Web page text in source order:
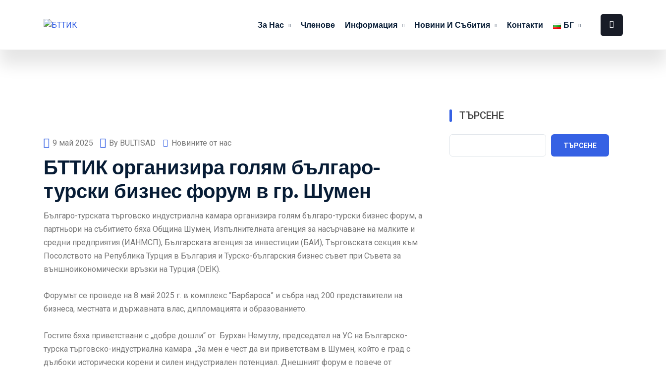
За Нас Членове Информация Новини И Събития Контакти БГ
9 май 2025 By BULTISAD Новините от нас
БТТИК организира голям българо-
турски бизнес форум в гр. Шумен
Българо-турската търговско индустриална камара организира голям българо-турски бизнес форум, а
партньори на събитието бяха Община Шумен, Изпълнителната агенция за насърчаване на малките и
средни предприятия (ИАНМСП), Българската агенция за инвестиции (БАИ), Търговската секция към
Посолството на Република Турция в България и Турско-българския бизнес съвет при Съвета за
външноикономически връзки на Турция (DEİK).
Форумът се проведе на 8 май 2025 г. в комплекс “Барбароса” и събра над 200 представители на
бизнеса, местната и държавната влас, дипломацията и образованието.
Гостите бяха приветствани с „добре дошли“ от Бурхан Немутлу, председател на УС на Българско-
турска търговско-индустриална камара. „За мен е чест да ви приветствам в Шумен, който е град с
дълбоки исторически корени и силен индустриален потенциал. Днешният форум е повече от
ТЪРСЕНЕ
ТЪРСЕНЕ